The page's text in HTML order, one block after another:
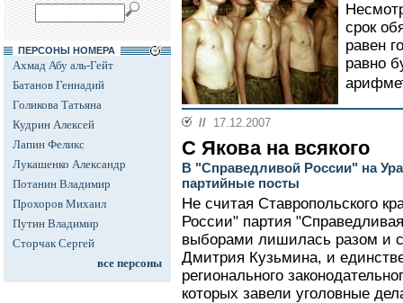
ПЕРСОНЫ НОМЕРА
Ахмад Абу аль-Гейт
Батанов Геннадий
Голикова Татьяна
Кудрин Алексей
Лапин Феликс
Лукашенко Александр
Потанин Владимир
Прохоров Михаил
Путин Владимир
Сторчак Сергей
все персоны
срок
равен
равно
// 17.12.2007
С Якова на всякого
В "Справедливой России" на
партийные посты
Не считая Ставропольского
России" партия
выборами лишилась разом и
Дмитрия Кузьмина, и
регионального
которых завели уголовные